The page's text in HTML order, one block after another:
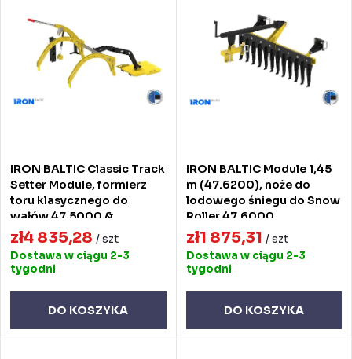
n
p
r
o
d
u
k
Alfabetycznie
p
d
u
k
t
ó
w
IRON BALTIC Classic Track
Setter Module, formierz
toru klasycznego do
wałów 47.5000 &
47.6000
zł4 835,28 / szt
Dostawa w ciągu 2-3
tygodni
DO KOSZYKA
IRON BALTIC Module 1,45
m (47.6200), noże do
lodowego śniegu do Snow
Roller 47.6000
zł1 875,31 / szt
Dostawa w ciągu 2-3
tygodni
DO KOSZYKA